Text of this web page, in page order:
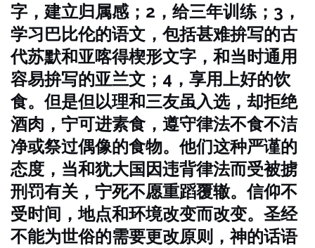
字，建立归属感；2，给三年训练；3，
学习巴比伦的语文，包括甚难拚写的古
代苏默和亚喀得楔形文字，和当时通用
容易拚写的亚兰文；4，享用上好的饮
食。但是但以理和三友虽入选，却拒绝
酒肉，宁可进素食，遵守律法不食不洁
净或祭过偶像的食物。他们这种严谨的
态度，当和犹大国因违背律法而受被掳
刑罚有关，宁死不愿重蹈覆辙。信仰不
受时间，地点和环境改变而改变。圣经
不能为世俗的需要更改原则，神的话语